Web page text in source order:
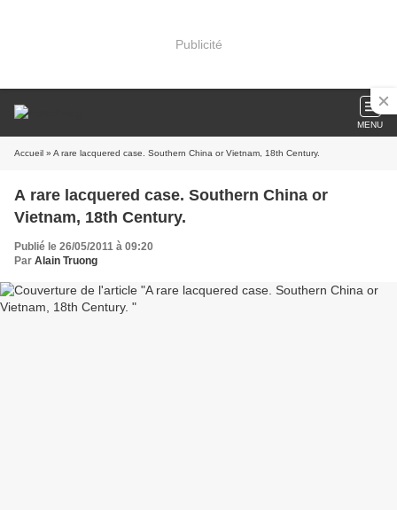
Publicité
MENU
Accueil » A rare lacquered case. Southern China or Vietnam, 18th Century.
A rare lacquered case. Southern China or
Vietnam, 18th Century.
Publié le 26/05/2011 à 09:20
Par Alain Truong